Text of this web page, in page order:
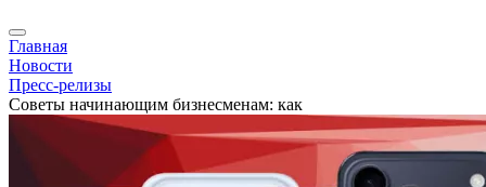
Главная
Новости
Пресс-релизы
Советы начинающим бизнесменам: как